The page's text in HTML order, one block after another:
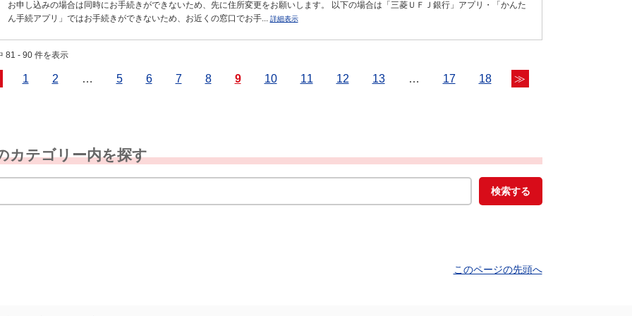
お申し込みの場合は同時にお手続きができないため、先に住所変更をお願いします。 以下の場合は「三菱ＵＦＪ銀行」アプリ・「かんた
ん手続アプリ」ではお手続きができないため、お近くの窓口でお手... 詳細表示
81 - 90 件を表示
1 2 … 5 6 7 8 9 10 11 12 13 … 17 18 ≫
カテゴリー内を探す
このページの先頭へ